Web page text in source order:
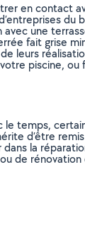
en
du
une
fait grise
leurs
piscine,
temps,
d’être
la
de rénovation